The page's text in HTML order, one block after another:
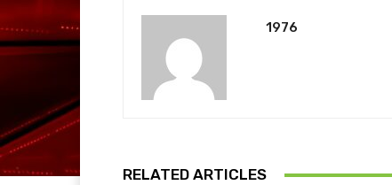
1976
RELATED ARTICLES